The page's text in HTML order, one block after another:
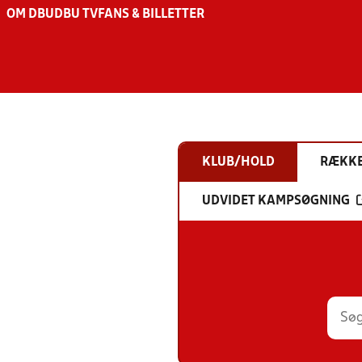
OM DBU DBU TV FANS & BILLETTER
KLUB/HOLD
UDVIDET KAMPSØGNING